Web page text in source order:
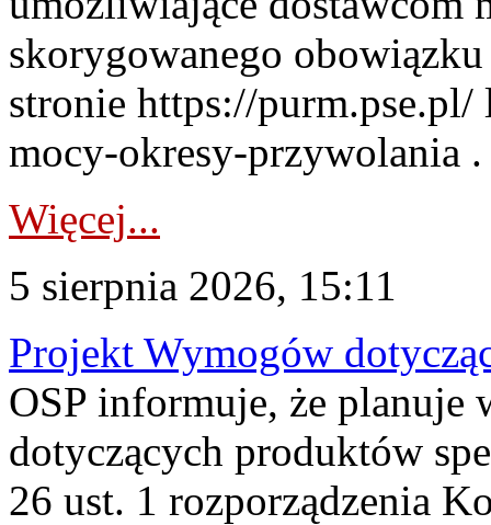
skorygowanego
stronie https://
mocy-okresy-przywolania
Więcej...
5 sierpnia 2026, 15:11
Projekt Wymogów
OSP informuje, że planuje
dotyczących produktów
26 ust. 1 rozporządzenia